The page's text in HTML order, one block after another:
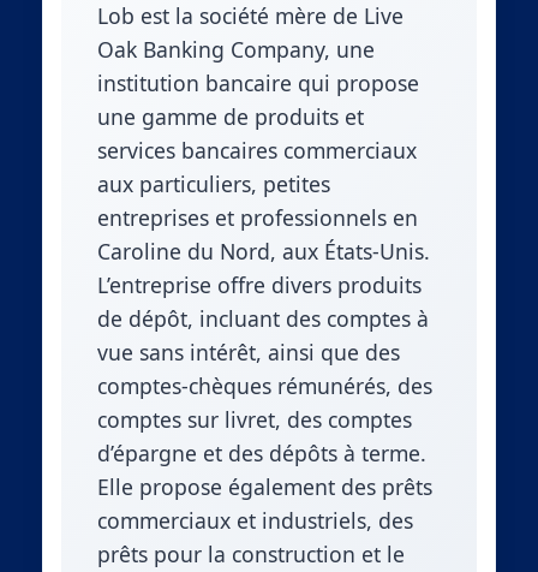
Lob est la société mère de Live
Oak Banking Company, une
institution bancaire qui propose
une gamme de produits et
services bancaires commerciaux
aux particuliers, petites
entreprises et professionnels en
Caroline du Nord, aux États-Unis.
L’entreprise offre divers produits
de dépôt, incluant des comptes à
vue sans intérêt, ainsi que des
comptes-chèques rémunérés, des
comptes sur livret, des comptes
d’épargne et des dépôts à terme.
Elle propose également des prêts
commerciaux et industriels, des
prêts pour la construction et le